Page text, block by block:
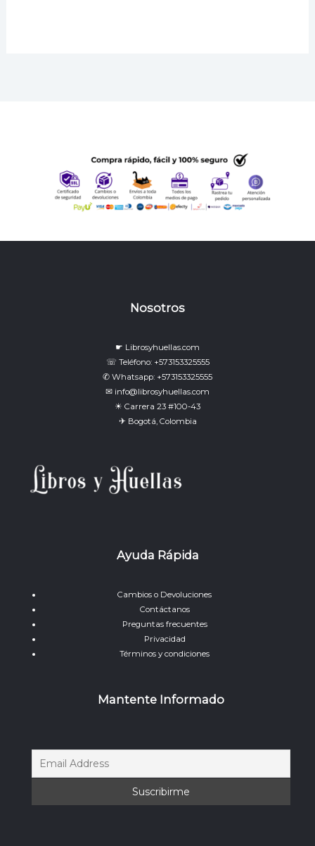
Nosotros
☛ Librosyhuellas.com
☏ Teléfono: +573153325555
✆ Whatsapp: +573153325555
✉ info@librosyhuellas.com
☀ Carrera 23 #100-43
✈ Bogotá, Colombia
Ayuda Rápida
Cambios o Devoluciones
Contáctanos
Preguntas frecuentes
Privacidad
Términos y condiciones
Mantente Informado